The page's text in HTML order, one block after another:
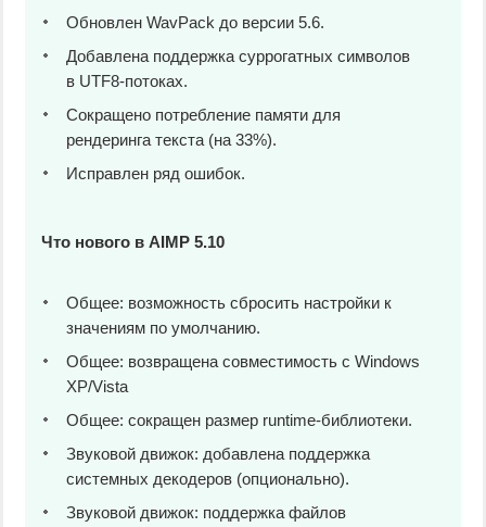
Обновлен WavPack до версии 5.6.
Добавлена поддержка суррогатных символов
в UTF8-потоках.
Сокращено потребление памяти для
рендеринга текста (на 33%).
Исправлен ряд ошибок.
Что нового в AIMP 5.10
Общее: возможность сбросить настройки к
значениям по умолчанию.
Общее: возвращена совместимость с Windows
XP/Vista
Общее: сокращен размер runtime-библиотеки.
Звуковой движок: добавлена поддержка
системных декодеров (опционально).
Звуковой движок: поддержка файлов